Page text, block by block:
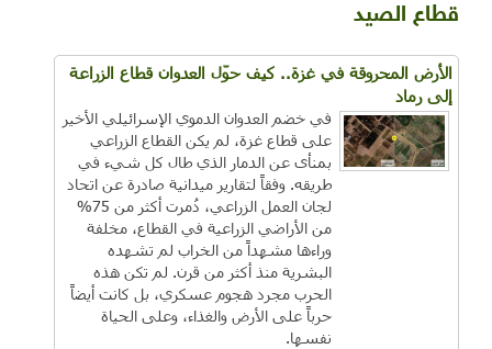
قطاع الصيد
الأرض المحروقة في غزة.. كيف حوّل العدوان قطاع الزراعة
إلى رماد
في خضم العدوان الدموي الإسرائيلي الأخير
على قطاع غزة، لم يكن القطاع الزراعي
بمنأى عن الدمار الذي طال كل شيء في
طريقه. وفقاً لتقارير ميدانية صادرة عن اتحاد
لجان العمل الزراعي، دُمرت أكثر من 75%
من الأراضي الزراعية في القطاع، مخلفة
وراءها مشهداً من الخراب لم تشهده
البشرية منذ أكثر من قرن. لم تكن هذه
الحرب مجرد هجوم عسكري، بل كانت أيضاً
حرباً على الأرض والغذاء، وعلى الحياة
نفسها.